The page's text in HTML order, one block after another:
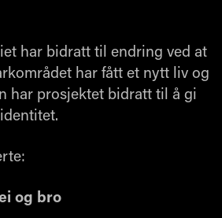
har bidratt til endring ved at
har fått et nytt liv og
har prosjektet bidratt til å gi
og bro